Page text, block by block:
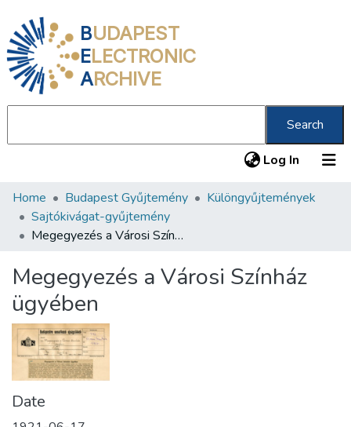
BUDAPEST
ELECTRONIC
ARCHIVE
Search
Log In (current)
Communities & Collections
All of DSpace
About us
Home Budapest Gyűjtemény
Különgyűjtemények
Sajtókivágat-gyűjtemény
Megegyezés a Városi Színház ügyében
Megegyezés a Városi Színház
ügyében
Date